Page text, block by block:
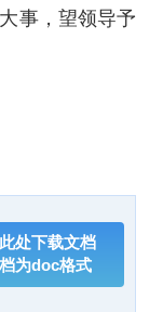
事，望领导予
处下载文档
为doc格式